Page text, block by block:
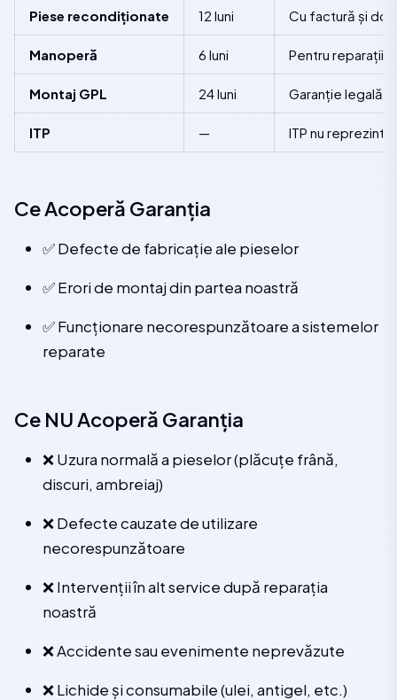
Piese recondiționate 12 luni Cu factură și
Manoperă 6 luni Pentru
Montaj GPL 24 luni Garanție legală
ITP — ITP nu
Ce Acoperă Garanția
✅ Defecte de fabricație ale pieselor
✅ Erori de montaj din partea noastră
✅ Funcționare necorespunzătoare a sistemelor
reparate
Ce NU Acoperă Garanția
❌ Uzura normală a pieselor (plăcuțe frână,
discuri, ambreiaj)
❌ Defecte cauzate de utilizare
necorespunzătoare
❌ Intervenții în alt service după reparația
noastră
❌ Accidente sau evenimente neprevăzute
❌ Lichide și consumabile (ulei, antigel, etc.)